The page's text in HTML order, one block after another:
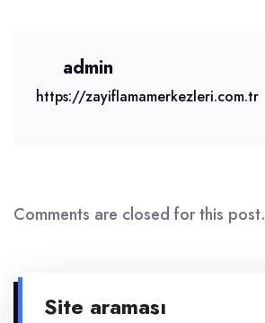
admin
https://zayiflamamerkezleri.com.tr
Comments are closed for this post.
Site araması